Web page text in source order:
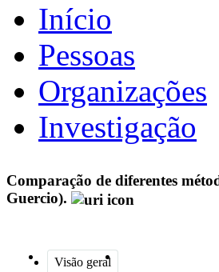
Início
Pessoas
Organizações
Investigação
Comparação de diferentes
Guercio).
Visão geral